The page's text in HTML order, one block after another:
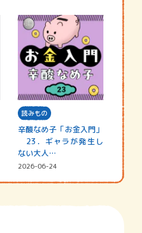
読みもの
辛酸なめ子「お金入門」
23．ギャラが発生し
ない大人…
2026-06-24